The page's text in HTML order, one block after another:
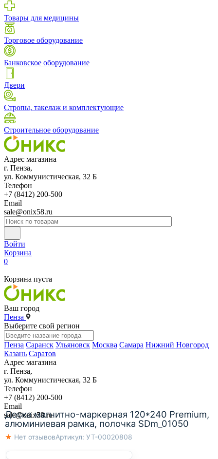
Товары для медицины
Торговое оборудование
Банковское оборудование
Двери
Стропы, такелаж и комплектующие
Строительное оборудование
Адрес магазина
г. Пенза,
ул. Коммунистическая, 32 Б
Телефон
+7 (8412) 200-500
Email
sale@onix58.ru
Войти
Корзина
0
Корзина пуста
Ваш город
Пенза
Выберите свой регион
Пенза Саранск Ульяновск Москва Самара Нижний Новгород
Казань Саратов
Адрес магазина
г. Пенза,
ул. Коммунистическая, 32 Б
Телефон
+7 (8412) 200-500
Email
sale@onix58.ru
Доска магнитно-маркерная 120*240 Premium,
алюминиевая рамка, полочка SDm_01050
★ Нет отзывовАртикул: УТ-00020808